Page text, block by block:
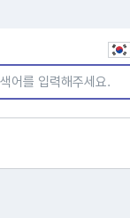
색어 입력